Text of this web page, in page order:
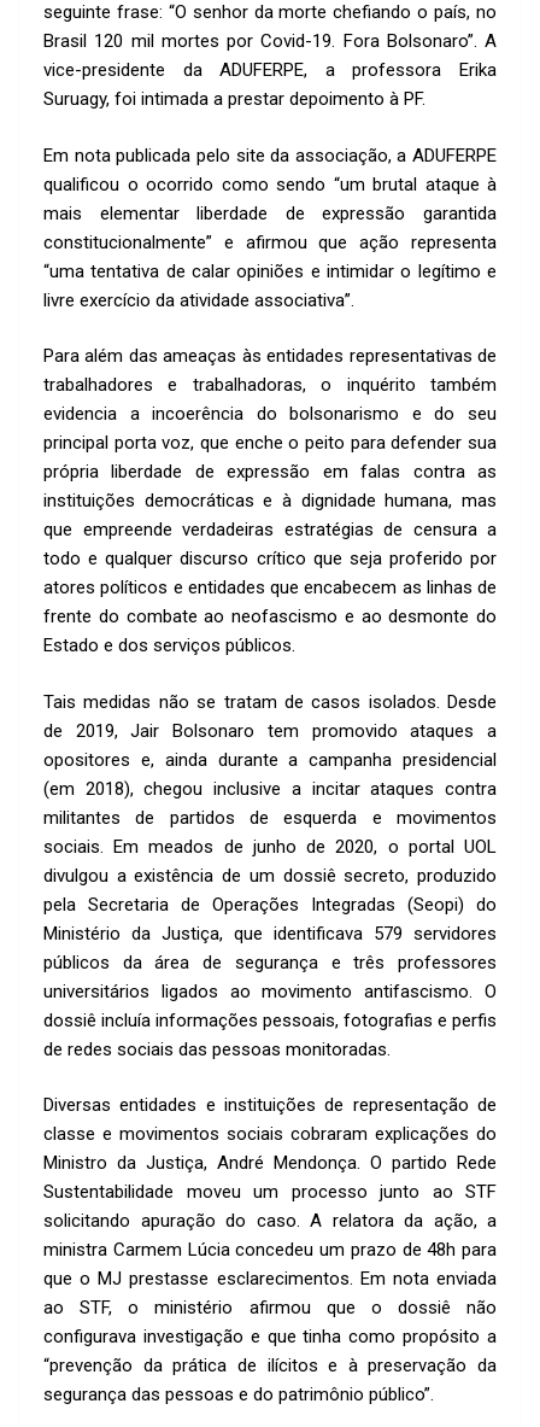
seguinte frase: “O senhor da morte chefiando o país, no
Brasil 120 mil mortes por Covid-19. Fora Bolsonaro”. A
vice-presidente da ADUFERPE, a professora Erika
Suruagy, foi intimada a prestar depoimento à PF.
Em nota publicada pelo site da associação, a ADUFERPE
qualificou o ocorrido como sendo “um brutal ataque à
mais elementar liberdade de expressão garantida
constitucionalmente” e afirmou que ação representa
“uma tentativa de calar opiniões e intimidar o legítimo e
livre exercício da atividade associativa”.
Para além das ameaças às entidades representativas de
trabalhadores e trabalhadoras, o inquérito também
evidencia a incoerência do bolsonarismo e do seu
principal porta voz, que enche o peito para defender sua
própria liberdade de expressão em falas contra as
instituições democráticas e à dignidade humana, mas
que empreende verdadeiras estratégias de censura a
todo e qualquer discurso crítico que seja proferido por
atores políticos e entidades que encabecem as linhas de
frente do combate ao neofascismo e ao desmonte do
Estado e dos serviços públicos.
Tais medidas não se tratam de casos isolados. Desde
de 2019, Jair Bolsonaro tem promovido ataques a
opositores e, ainda durante a campanha presidencial
(em 2018), chegou inclusive a incitar ataques contra
militantes de partidos de esquerda e movimentos
sociais. Em meados de junho de 2020, o portal UOL
divulgou a existência de um dossiê secreto, produzido
pela Secretaria de Operações Integradas (Seopi) do
Ministério da Justiça, que identificava 579 servidores
públicos da área de segurança e três professores
universitários ligados ao movimento antifascismo. O
dossiê incluía informações pessoais, fotografias e perfis
de redes sociais das pessoas monitoradas.
Diversas entidades e instituições de representação de
classe e movimentos sociais cobraram explicações do
Ministro da Justiça, André Mendonça. O partido Rede
Sustentabilidade moveu um processo junto ao STF
solicitando apuração do caso. A relatora da ação, a
ministra Carmem Lúcia concedeu um prazo de 48h para
que o MJ prestasse esclarecimentos. Em nota enviada
ao STF, o ministério afirmou que o dossiê não
configurava investigação e que tinha como propósito a
“prevenção da prática de ilícitos e à preservação da
segurança das pessoas e do patrimônio público”.